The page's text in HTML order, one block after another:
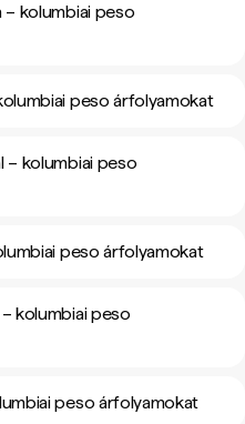
– kolumbiai peso
peso árfolyamokat
– kolumbiai peso
peso árfolyamokat
kolumbiai peso
peso árfolyamokat